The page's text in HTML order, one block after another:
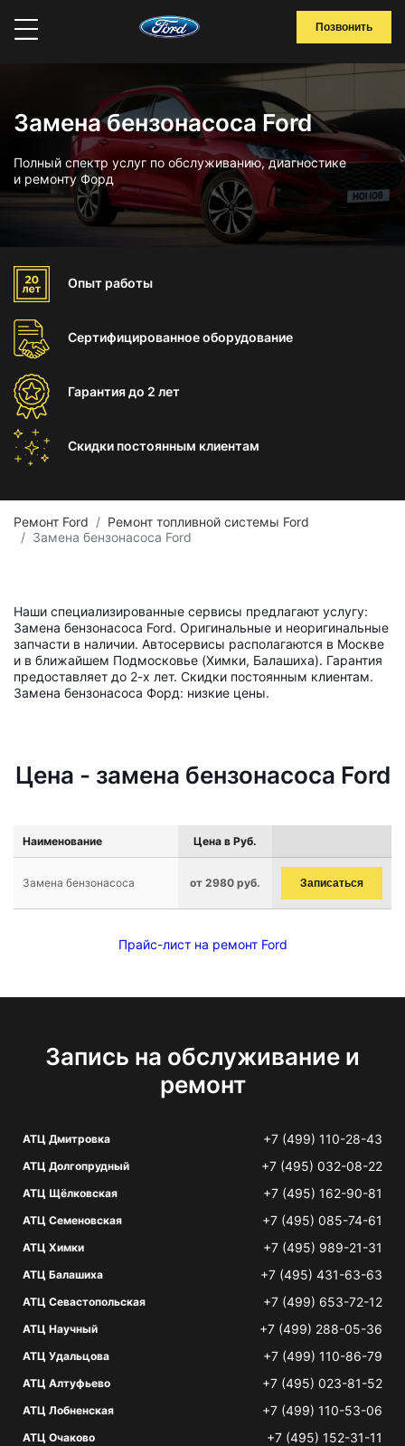
Позвонить
Замена бензонасоса Ford
Полный спектр услуг по обслуживанию, диагностике
и ремонту Форд
Опыт работы
Сертифицированноеоборудование
Гарантиядо 2 лет
Скидки постоянным клиентам
Ремонт Ford
Ремонт топливной системы Ford
Замена бензонасоса Ford
Наши специализированные сервисы предлагают услугу:
Замена бензонасоса Ford. Оригинальные и неоригинальные
запчасти в наличии. Автосервисы располагаются в Москве
и в ближайшем Подмосковье (Химки, Балашиха). Гарантия
предоставляет до 2-х лет. Скидки постоянным клиентам.
Замена бензонасоса Форд: низкие цены.
Цена - замена бензонасоса Ford
Наименование Цена в Руб.
Замена бензонасоса от 2980 руб. Записаться
Прайс-лист на ремонт Ford
Запись на обслуживание и
ремонт
АТЦ Дмитровка +7 (499) 110-28-43
АТЦ Долгопрудный +7 (495) 032-08-22
АТЦ Щёлковская +7 (495) 162-90-81
АТЦ Семеновская +7 (495) 085-74-61
АТЦ Химки +7 (495) 989-21-31
АТЦ Балашиха +7 (495) 431-63-63
АТЦ Севастопольская +7 (499) 653-72-12
АТЦ Научный +7 (499) 288-05-36
АТЦ Удальцова +7 (499) 110-86-79
АТЦ Алтуфьево +7 (495) 023-81-52
АТЦ Лобненская +7 (499) 110-53-06
АТЦ Очаково +7 (495) 152-31-11